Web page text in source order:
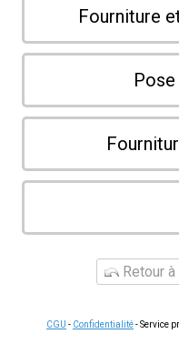
Fourniture
Retour
CGU - Confidentialité- Service